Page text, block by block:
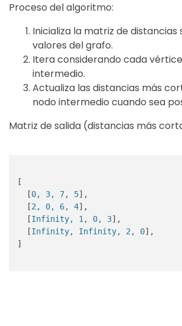
Proceso del algoritmo:
Inicializa la matriz de distancias
valores del grafo.
Itera considerando cada
intermedio.
Actualiza las distancias más
nodo intermedio cuando sea
Matriz de salida (distancias más
[
  [
0, 3, 7, 5],
  [
2, 0, 6, 4],
  [
Infinity, 1, 0, 3],
  [
Infinity, Infinity, 2, 0],
]